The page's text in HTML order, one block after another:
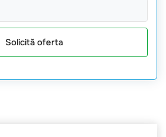
Solicită oferta